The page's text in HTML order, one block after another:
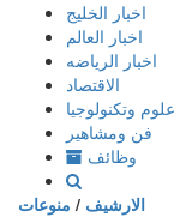
إذهب
المحتوى
اخبار الخليج
اخبار العالم
اخبار الرياضه
الاقتصاد
علوم وتكنولوجيا
فن ومشاهير
وظائف
الارشيف / منوعات